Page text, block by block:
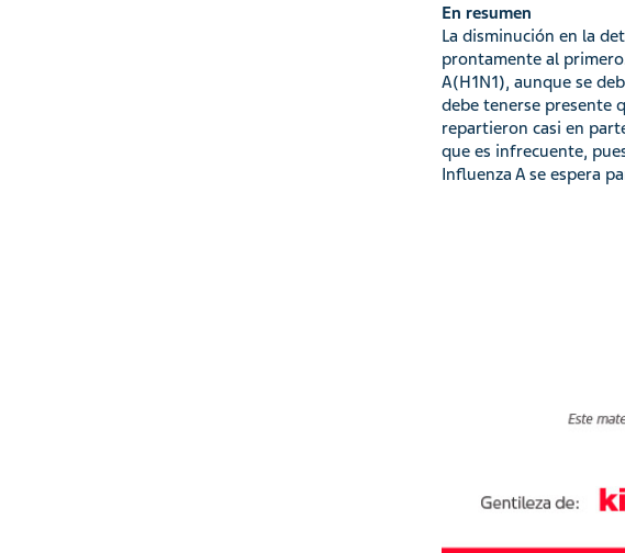
En resumen
La disminución en la
prontamente al
A(H1N1), aunque se
debe tenerse presente
repartieron casi en
que es infrecuente,
Influenza A se espera